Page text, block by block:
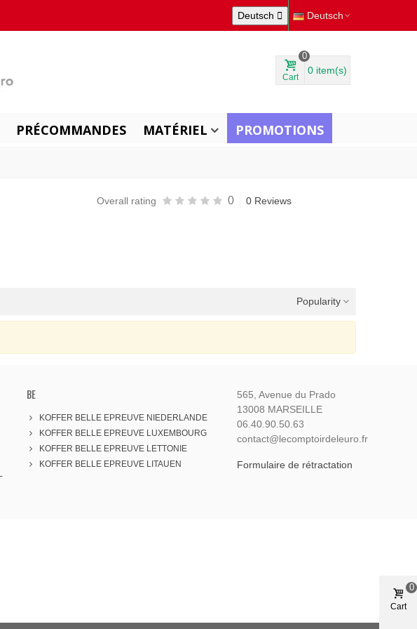
Deutsch  Deutsch
Cart
0
0 item(s)
PRÉCOMMANDES MATÉRIEL PROMOTIONS
Overall rating 0 0 Reviews
Popularity
BE
KOFFER BELLE EPREUVE NIEDERLANDE
KOFFER BELLE EPREUVE LUXEMBOURG
KOFFER BELLE EPREUVE LETTONIE
KOFFER BELLE EPREUVE LITAUEN
565, Avenue du Prado
13008 MARSEILLE
06.40.90.50.63
contact@lecomptoirdeleuro.fr
Formulaire de rétractation
Cart
0